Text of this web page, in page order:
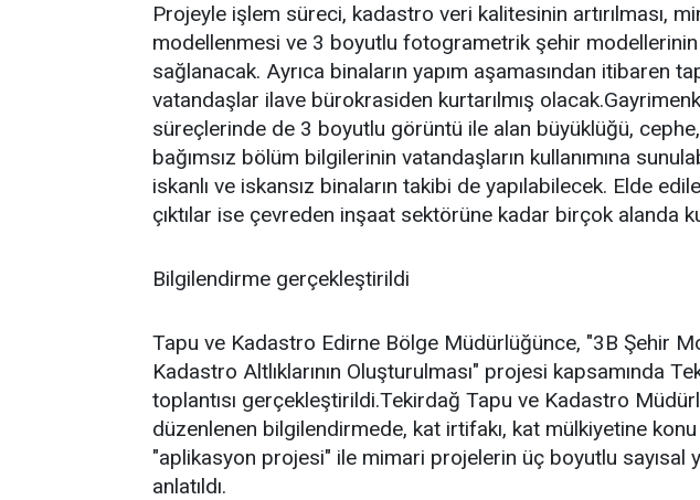
Projeyle işlem süreci, kadastro veri kalitesinin artırılması,
modellenmesi ve 3 boyutlu fotogrametrik şehir modellerinin
sağlanacak. Ayrıca binaların yapım aşamasından itibaren
vatandaşlar ilave bürokrasiden kurtarılmış
süreçlerinde de 3 boyutlu görüntü ile alan büyüklüğü, cephe,
bağımsız bölüm bilgilerinin vatandaşların kullanımına
iskanlı ve iskansız binaların takibi de yapılabilecek. Elde
çıktılar ise çevreden inşaat sektörüne kadar birçok alanda
Bilgilendirme gerçekleştirildi
Tapu ve Kadastro Edirne Bölge Müdürlüğünce, "3B Şehir
Kadastro Altlıklarının Oluşturulması" projesi kapsamında
toplantısı gerçekleştirildi.Tekirdağ Tapu ve Kadastro
düzenlenen bilgilendirmede, kat irtifakı, kat mülkiyetine
"aplikasyon projesi" ile mimari projelerin üç boyutlu sayısal
anlatıldı.